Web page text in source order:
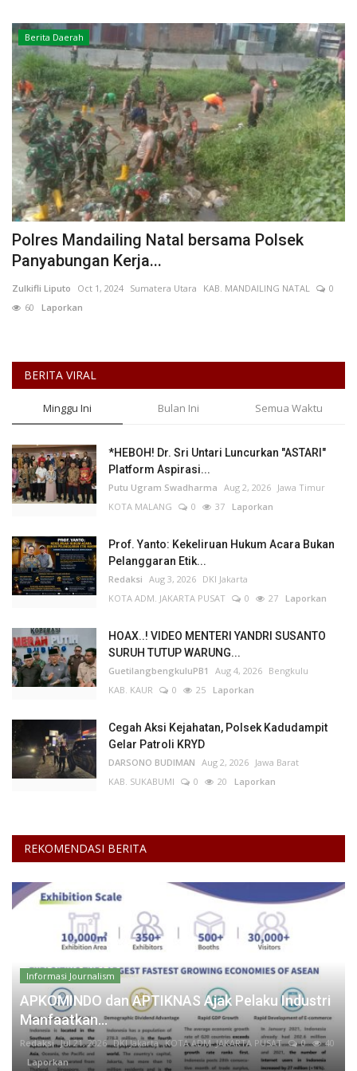
Kesehatan
Layanan Publik
Perempuan/Anak
Berita Daerah
Polres Mandailing Natal bersama Polsek
Panyabungan Kerja...
Zulkifli Liputo Oct 1, 2024 Sumatera Utara KAB. MANDAILING NATAL
0
60 Laporkan
BERITA VIRAL
Minggu Ini Bulan Ini Semua Waktu
*HEBOH! Dr. Sri Untari Luncurkan "ASTARI"
Platform Aspirasi...
Putu Ugram Swadharma Aug 2, 2026 Jawa Timur
KOTA MALANG
0 37 Laporkan
Prof. Yanto: Kekeliruan Hukum Acara Bukan
Pelanggaran Etik...
Redaksi Aug 3, 2026 DKI Jakarta
KOTA ADM. JAKARTA PUSAT
0 27 Laporkan
HOAX..! VIDEO MENTERI YANDRI SUSANTO
SURUH TUTUP WARUNG...
GuetilangbengkuluPB1 Aug 4, 2026 Bengkulu
KAB. KAUR
0 25 Laporkan
Cegah Aksi Kejahatan, Polsek Kadudampit
Gelar Patroli KRYD
DARSONO BUDIMAN Aug 2, 2026 Jawa Barat
KAB. SUKABUMI
0 20 Laporkan
REKOMENDASI BERITA
Informasi Journalism
APKOMINDO dan APTIKNAS Ajak Pelaku Industri
Manfaatkan...
Redaksi Jul 21, 2026 DKI Jakarta KOTA ADM. JAKARTA PUSAT 0
40
Laporkan